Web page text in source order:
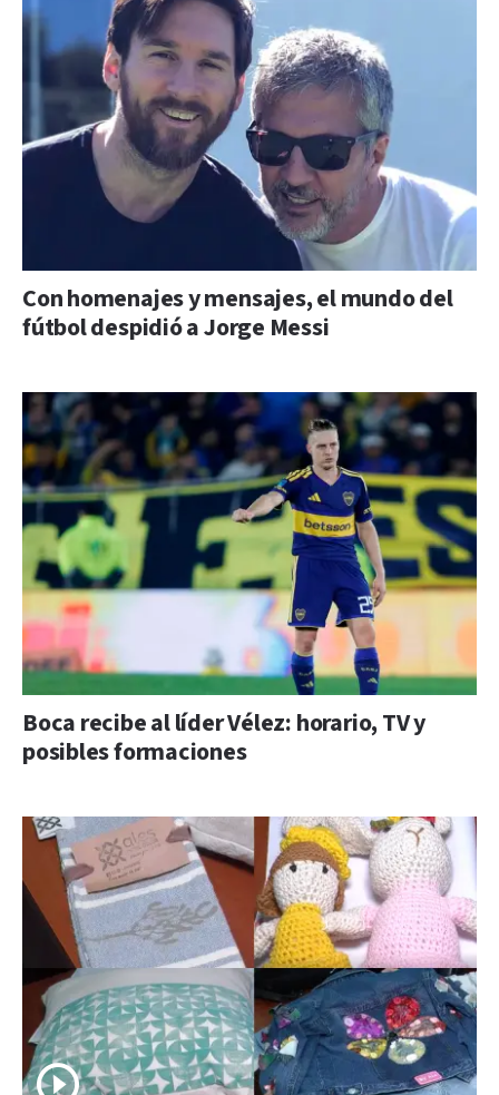
Con homenajes y mensajes, el mundo del
fútbol despidió a Jorge Messi
Boca recibe al líder Vélez: horario, TV y
posibles formaciones